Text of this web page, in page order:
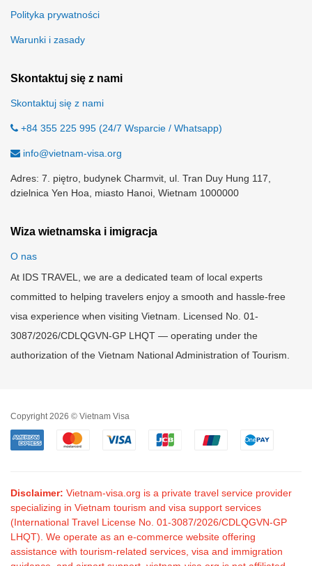
Polityka prywatności
Warunki i zasady
Skontaktuj się z nami
Skontaktuj się z nami
+84 355 225 995 (24/7 Wsparcie / Whatsapp)
info@vietnam-visa.org
Adres: 7. piętro, budynek Charmvit, ul. Tran Duy Hung 117,
dzielnica Yen Hoa, miasto Hanoi, Wietnam 1000000
Wiza wietnamska i imigracja
O nas
At IDS TRAVEL, we are a dedicated team of local experts
committed to helping travelers enjoy a smooth and hassle-free
visa experience when visiting Vietnam. Licensed No. 01-
3087/2026/CDLQGVN-GP LHQT — operating under the
authorization of the Vietnam National Administration of Tourism.
Copyright 2026 © Vietnam Visa
Disclaimer: Vietnam-visa.org is a private travel service provider
specializing in Vietnam tourism and visa support services
(International Travel License No. 01-3087/2026/CDLQGVN-GP
LHQT). We operate as an e-commerce website offering
assistance with tourism-related services, visa and immigration